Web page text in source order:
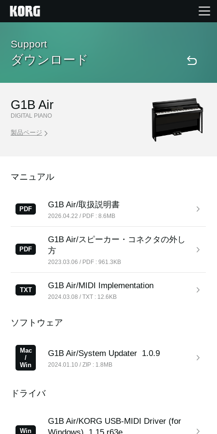
Home
Import Products
Features
Store Locator
News
Location
Social Media
About KORG
Support
ダウンロード
G1B Air
DIGITAL PIANO
製品ページ
マニュアル
PDF G1B Air/取扱説明書
2026.04.22 / PDF : 8.6MB
PDF
G1B Air/スピーカー・コネクタの外し
方
2023.03.06 / PDF : 961.3KB
TXT G1B Air/MIDI Implementation
2024.03.08 / TXT : 12.6KB
ソフトウェア
Mac
/
Win
G1B Air/System Updater 1.0.9
2024.01.10 / ZIP : 1.8MB
ドライバ
Win
G1B Air/KORG USB-MIDI Driver (for